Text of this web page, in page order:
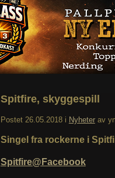
Spitfire, skyggespill
Postet 26.05.2018 i Nyheter av
Singel fra rockerne i
Spitfire@Facebook